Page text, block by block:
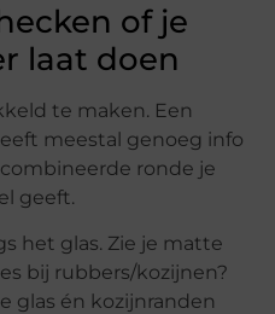
of je
laat doen
te maken. Een
meestal genoeg info
ronde je
geeft.
het glas. Zie je matte
bij rubbers/kozijnen?
glas én kozijnranden